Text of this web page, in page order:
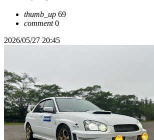
thumb_up 69
comment0
2026/05/27 20:45